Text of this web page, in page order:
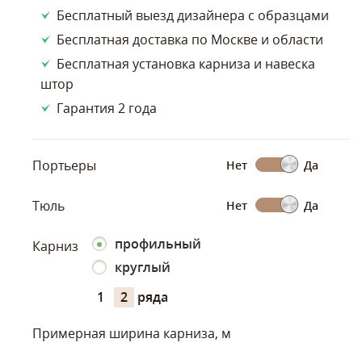
Бесплатный выезд дизайнера с образцами
Бесплатная доставка по Москве и области
Бесплатная установка карниза и навеска
штор
Гарантия 2 года
Портьеры Нет Да
Тюль Нет Да
Карниз
профильный
круглый
1
2 ряда
Примерная ширина карниза, м